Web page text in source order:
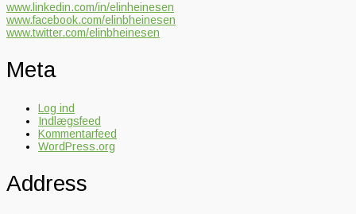
www.linkedin.com/in/elinheinesen
www.facebook.com/elinbheinesen
www.twitter.com/elinbheinesen
Meta
Log ind
Indlægsfeed
Kommentarfeed
WordPress.org
Address